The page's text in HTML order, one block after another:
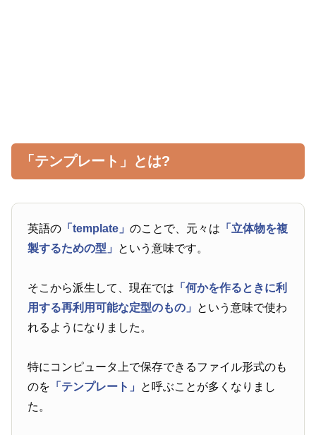
「テンプレート」とは?
英語の 「template」のことで、元々は 「立体物を複
製するための型」 という意味です。
そこから派生して、現在では 「何かを作るときに利
用する再利用可能な定型のもの」 という意味で使わ
れるようになりました。
特にコンピュータ上で保存できるファイル形式のも
のを 「テンプレート」 と呼ぶことが多くなりまし
た。